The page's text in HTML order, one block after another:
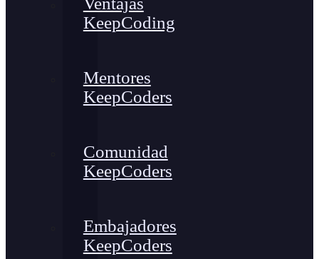
KeepCoding
Mentores
KeepCoders
Comunidad
KeepCoders
Embajadores
KeepCoders